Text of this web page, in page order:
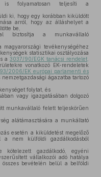
folyamatosan teljesíti a
ki, hogy egy korábban kiküldött
arról, hogy az álláshelyet a
be,
biztosítja a munkavállaló
tevékenységéhez
statisztikai osztályozása
a 3037/90/EGK tanácsi rendelet,
vonatkozó EK-rendeletek
2006/EK európai parlamenti és
nemzetgazdasági ágazatba tartozó
folytat, és
vagy igazgatásában dolgozó
munkavállaló felett teljeskörűen
alátámasztására a munkáltató
esetén a kiküldetést megelőző
a nem külföldi gazdálkodásból
kötelezett gazdálkodó, egyéni
vállalkozói adó hatálya
bevételén belül a belföldi